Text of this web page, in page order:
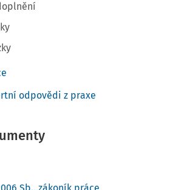
odpovědi z praxe